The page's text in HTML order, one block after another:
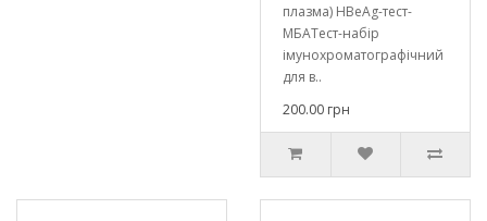
плазма) HBеAg-тест-
МБАТест-набір
імунохроматографічний
для в..
200.00 грн